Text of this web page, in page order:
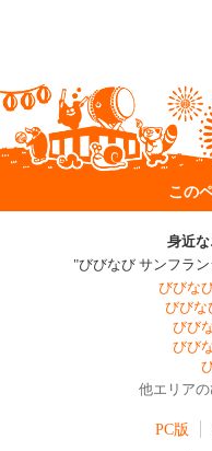
この
身近
"びびなび サンフラ
びびな
びびな
びび
びび
他エリア
PC版